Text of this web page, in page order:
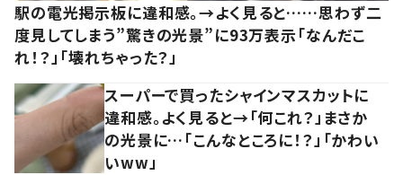
駅の電光掲示板に違和感。→よく見ると……思わず二
度見してしまう”驚きの光景”に93万表示「なんだこ
れ！？」「壊れちゃった？」
スーパーで買ったシャインマスカットに
違和感。よく見ると→「何これ？」まさか
の光景に…「こんなところに！？」「かわい
いww」